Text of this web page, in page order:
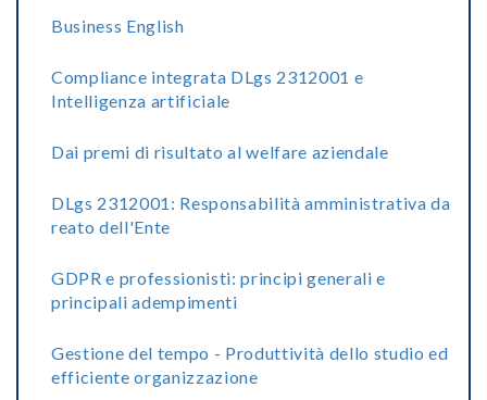
Business English
Compliance integrata DLgs 2312001 e
Intelligenza artificiale
Dai premi di risultato al welfare aziendale
DLgs 2312001: Responsabilità amministrativa da
reato dell'Ente
GDPR e professionisti: principi generali e
principali adempimenti
Gestione del tempo - Produttività dello studio ed
efficiente organizzazione